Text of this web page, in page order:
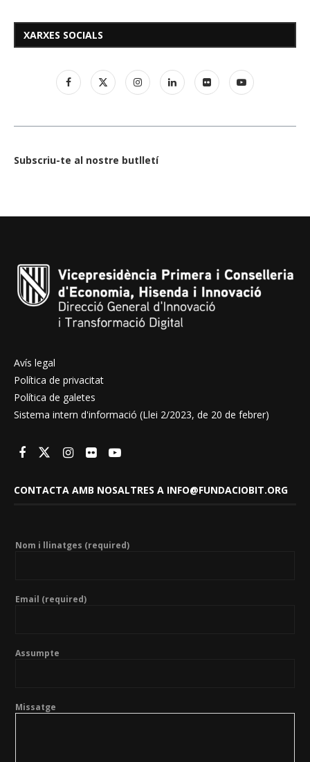
XARXES SOCIALS
Subscriu-te al nostre butlletí
Avís legal
Política de privacitat
Política de galetes
Sistema intern d'informació (Llei 2/2023, de 20 de febrer)
CONTACTA AMB NOSALTRES A INFO@FUNDACIOBIT.ORG
Nom i llinatges (required)
Email (required)
Assumpte
Missatge